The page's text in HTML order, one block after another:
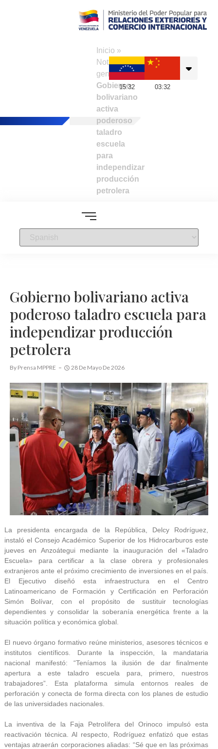
Inicio »
Noticias
generales»
Gobierno
bolivariano
activa
poderoso
taladro
escuela
para
independizar
producción
petrolera
15:32 03:32
Gobierno bolivariano activa
poderoso taladro escuela para
independizar producción
petrolera
By Prensa MPPRE 28 De Mayo De 2026
La presidenta encargada de la República, Delcy Rodríguez,
instaló el Consejo Académico Superior de los Hidrocarburos este
jueves en Anzoátegui mediante la inauguración del «Taladro
Escuela» para certificar a la clase obrera y profesionales
extranjeros ante el próximo crecimiento de inversiones en el país.
El Ejecutivo diseñó esta infraestructura en el Centro
Latinoamericano de Formación y Certificación en Perforación
Simón Bolívar, con el propósito de sustituir tecnologías
dependientes y consolidar la soberanía energética frente a la
situación política y económica global.
El nuevo órgano formativo reúne ministerios, asesores técnicos e
institutos científicos. Durante la inspección, la mandataria
nacional manifestó: “Teníamos la ilusión de dar finalmente
apertura a este taladro escuela para, primero, nuestros
trabajadores”. Esta plataforma simula entornos reales de
perforación y conecta de forma directa con los planes de estudio
de las universidades nacionales.
La inventiva de la Faja Petrolífera del Orinoco impulsó esta
reactivación técnica. Al respecto, Rodríguez enfatizó que estas
ventajas atraerán corporaciones aliadas: “Sé que en las próximas